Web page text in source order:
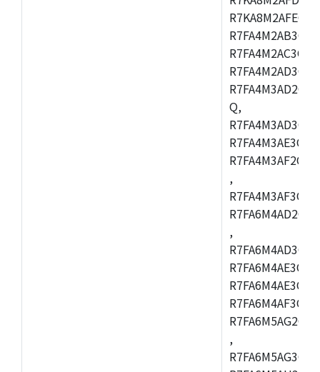
Q,
,
,
,